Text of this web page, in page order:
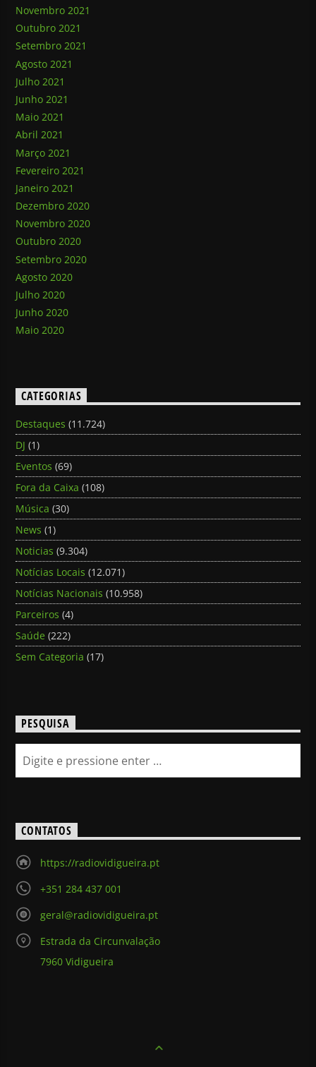
Novembro 2021
Outubro 2021
Setembro 2021
Agosto 2021
Julho 2021
Junho 2021
Maio 2021
Abril 2021
Março 2021
Fevereiro 2021
Janeiro 2021
Dezembro 2020
Novembro 2020
Outubro 2020
Setembro 2020
Agosto 2020
Julho 2020
Junho 2020
Maio 2020
CATEGORIAS
Destaques (11.724)
DJ (1)
Eventos (69)
Fora da Caixa (108)
Música (30)
News (1)
Noticias (9.304)
Notícias Locais (12.071)
Notícias Nacionais (10.958)
Parceiros (4)
Saúde (222)
Sem Categoria (17)
PESQUISA
CONTATOS
https://radiovidigueira.pt
+351 284 437 001
geral@radiovidigueira.pt
Estrada da Circunvalação
7960 Vidigueira